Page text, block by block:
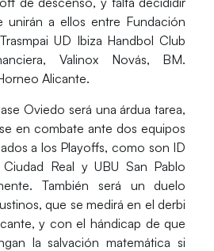
unirán a ellos entre Fundación
Trasmpai UD Ibiza Handbol Club
, Valinox Novás, BM.
Alicante.
Oviedo será una árdua tarea,
en combate ante dos equipos
a los Playoffs, como son ID
Real yUBU San Pablo
También será un duelo
, que se medirá en el derbi
, y con el hándicap de que
la salvación matemática si